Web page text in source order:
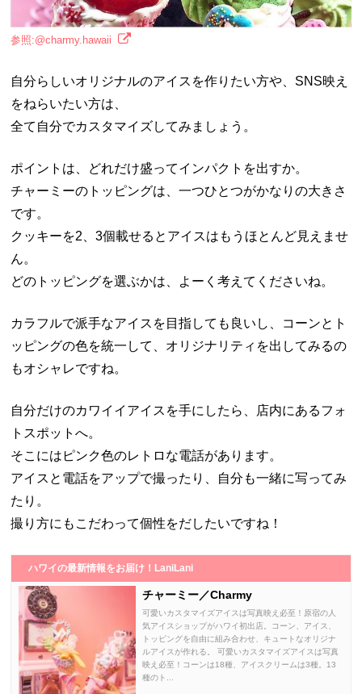
参照:@charmy.hawaii
自分らしいオリジナルのアイスを作りたい方や、SNS映え
をねらいたい方は、
全て自分でカスタマイズしてみましょう。
ポイントは、どれだけ盛ってインパクトを出すか。
チャーミーのトッピングは、一つひとつがかなりの大きさ
です。
クッキーを2、3個載せるとアイスはもうほとんど見えませ
ん。
どのトッピングを選ぶかは、よーく考えてくださいね。
カラフルで派手なアイスを目指しても良いし、コーンとト
ッピングの色を統一して、オリジナリティを出してみるの
もオシャレですね。
自分だけのカワイイアイスを手にしたら、店内にあるフォ
トスポットへ。
そこにはピンク色のレトロな電話があります。
アイスと電話をアップで撮ったり、自分も一緒に写ってみ
たり。
撮り方にもこだわって個性をだしたいですね！
ハワイの最新情報をお届け！LaniLani
チャーミー／Charmy
可愛いカスタマイズアイスは写真映え必至！原宿の人
気アイスショップがハワイ初出店。コーン、アイス、
トッピングを自由に組み合わせ、キュートなオリジナ
ルアイスが作れる。 可愛いカスタマイズアイスは写真
映え必至！コーンは18種、アイスクリームは3種。13
種のト...